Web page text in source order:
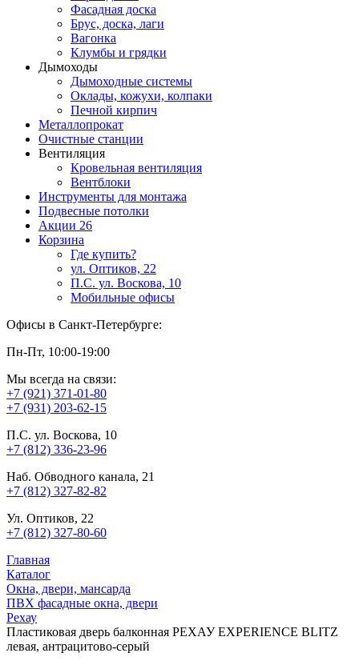
Фасадная доска
Брус, доска, лаги
Вагонка
Клумбы и грядки
Дымоходы
Дымоходные системы
Оклады, кожухи, колпаки
Печной кирпич
Металлопрокат
Очистные станции
Вентиляция
Кровельная вентиляция
Вентблоки
Инструменты для монтажа
Подвесные потолки
Акции 26
Корзина
Где купить?
ул. Оптиков, 22
П.С. ул. Воскова, 10
Мобильные офисы
Офисы в Санкт-Петербурге:
Пн-Пт, 10:00-19:00
Мы всегда на связи:
+7 (921) 371-01-80
+7 (931) 203-62-15
П.С. ул. Воскова, 10
+7 (812) 336-23-96
Наб. Обводного канала, 21
+7 (812) 327-82-82
Ул. Оптиков, 22
+7 (812) 327-80-60
Главная
Каталог
Окна, двери, мансарда
ПВХ фасадные окна, двери
Рехау
Пластиковая дверь балконная РЕХАУ EXPERIENCE BLITZ
левая, антрацитово-серый